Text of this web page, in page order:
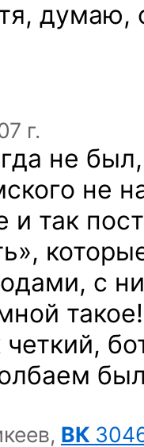
думаю,
г.
не
не
и так
с
такое!
ВК